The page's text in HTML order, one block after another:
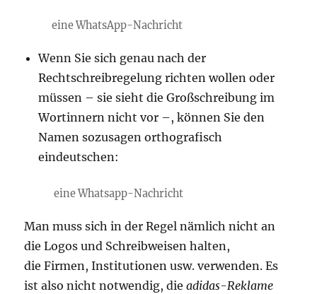
eine WhatsApp-Nachricht
Wenn Sie sich genau nach der
Rechtschreibregelung richten wollen oder
müssen – sie sieht die Großschreibung im
Wortinnern nicht vor –, können Sie den
Namen sozusagen orthografisch
eindeutschen:
eine Whatsapp-Nachricht
Man muss sich in der Regel nämlich nicht an
die Logos und Schreibweisen halten,
die Firmen, Institutionen usw. verwenden. Es
ist also nicht notwendig, dieadidas-Reklame